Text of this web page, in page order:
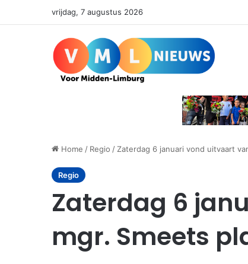
vrijdag, 7 augustus 2026
Home / Regio / Zaterdag 6 januari vond uitvaart
Regio
Zaterdag 6
mgr. Smeets